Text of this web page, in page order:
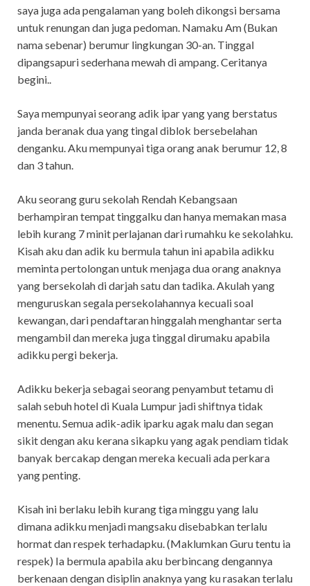
saya juga ada pengalaman yang boleh dikongsi bersama
untuk renungan dan juga pedoman. Namaku Am (Bukan
nama sebenar) berumur lingkungan 30-an. Tinggal
dipangsapuri sederhana mewah di ampang. Ceritanya
begini..
Saya mempunyai seorang adik ipar yang yang berstatus
janda beranak dua yang tingal diblok bersebelahan
denganku. Aku mempunyai tiga orang anak berumur 12, 8
dan 3 tahun.
Aku seorang guru sekolah Rendah Kebangsaan
berhampiran tempat tinggalku dan hanya memakan masa
lebih kurang 7 minit perlajanan dari rumahku ke sekolahku.
Kisah aku dan adik ku bermula tahun ini apabila adikku
meminta pertolongan untuk menjaga dua orang anaknya
yang bersekolah di darjah satu dan tadika. Akulah yang
menguruskan segala persekolahannya kecuali soal
kewangan, dari pendaftaran hinggalah menghantar serta
mengambil dan mereka juga tinggal dirumaku apabila
adikku pergi bekerja.
Adikku bekerja sebagai seorang penyambut tetamu di
salah sebuh hotel di Kuala Lumpur jadi shiftnya tidak
menentu. Semua adik-adik iparku agak malu dan segan
sikit dengan aku kerana sikapku yang agak pendiam tidak
banyak bercakap dengan mereka kecuali ada perkara
yang penting.
Kisah ini berlaku lebih kurang tiga minggu yang lalu
dimana adikku menjadi mangsaku disebabkan terlalu
hormat dan respek terhadapku. (Maklumkan Guru tentu ia
respek) Ia bermula apabila aku berbincang dengannya
berkenaan dengan disiplin anaknya yang ku rasakan terlalu